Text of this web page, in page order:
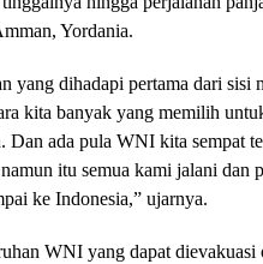
Yordania.
yang dihadapi pertama dari sisi
kita banyak yang memilih
Dan ada pula WNI kita sempat
itu semua kami jalani dan
ke Indonesia,” ujarnya.
WNI yang dapat dievakuasi